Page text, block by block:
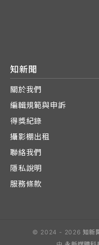
知新聞
關於我們
編輯規範與申訴
得獎紀錄
攝影棚出租
聯絡我們
隱私說明
服務條款
© 2024 - 2026 知新